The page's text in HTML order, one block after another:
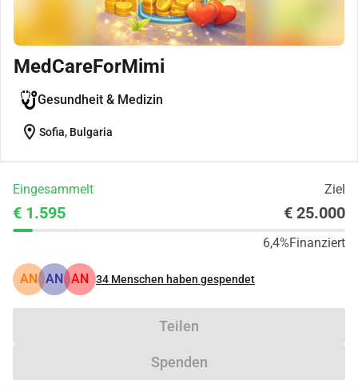
MedCareForMimi
Gesundheit & Medizin
location_on Sofia, Bulgaria
Eingesammelt Ziel
€ 1.595 € 25.000
6,4%Finanziert
AN AN AN 34 Menschen haben gespendet
Teilen
Spenden